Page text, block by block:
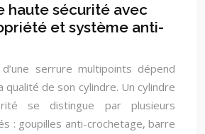
haute sécurité avec
et système anti-
serrure multipoints dépend
de son cylindre. Un cylindre
se distingue par plusieurs
: goupilles anti-crochetage, barre